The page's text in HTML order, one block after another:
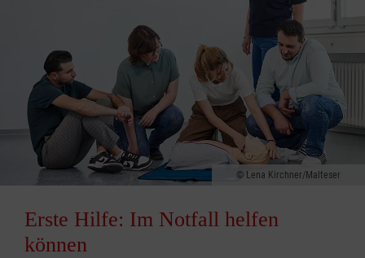
Lena Kirchner/Malteser
Erste Hilfe: Im Notfall helfen
können